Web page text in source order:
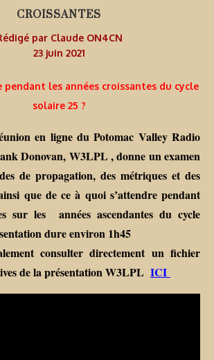
CROISSANTES
par Claude ON4CN
23 juin 2021
pendant les années croissantes du cycle
solaire 25 ?
en ligne du Potomac Valley Radio
Donovan, W3LPL , donne un examen
de propagation, des métriques et des
que de ce à quoi s’attendre pendant
sur les années ascendantes du cycle
dure environ 1h45
consulter directement un fichier
de la présentation W3LPL ICI